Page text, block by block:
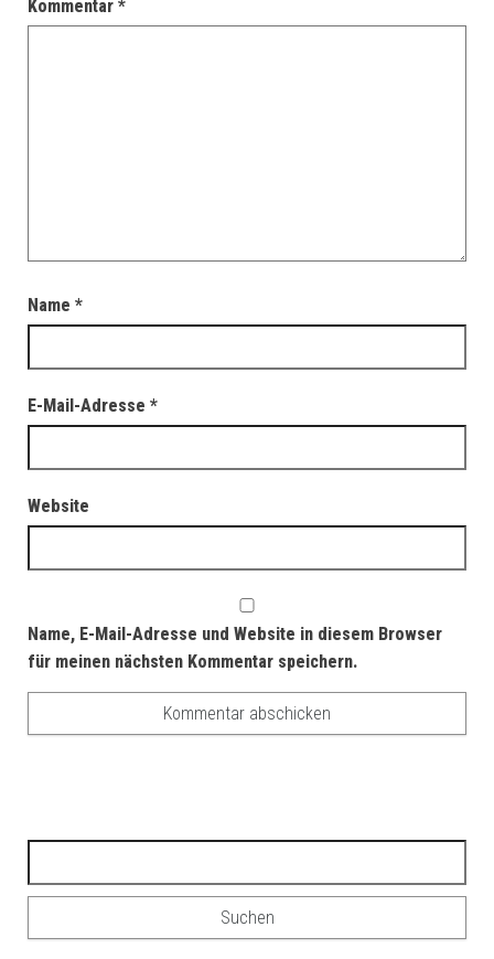
Kommentar *
Name *
E-Mail-Adresse *
Website
Name, E-Mail-Adresse und Website in diesem Browser
für meinen nächsten Kommentar speichern.